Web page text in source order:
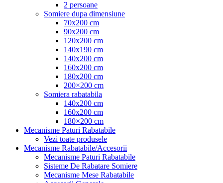
2 persoane
Somiere dupa dimensiune
70x200 cm
90x200 cm
120x200 cm
140x190 cm
140x200 cm
160x200 cm
180x200 cm
200×200 cm
Somiera rabatabila
140x200 cm
160x200 cm
180×200 cm
Mecanisme Paturi Rabatabile
Vezi toate produsele
Mecanisme Rabatabile/Accesorii
Mecanisme Paturi Rabatabile
Sisteme De Rabatare Somiere
Mecanisme Mese Rabatabile